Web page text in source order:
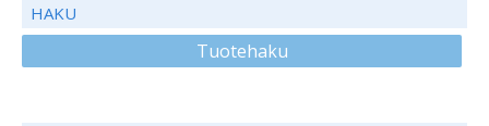
HAKU
Tuotehaku